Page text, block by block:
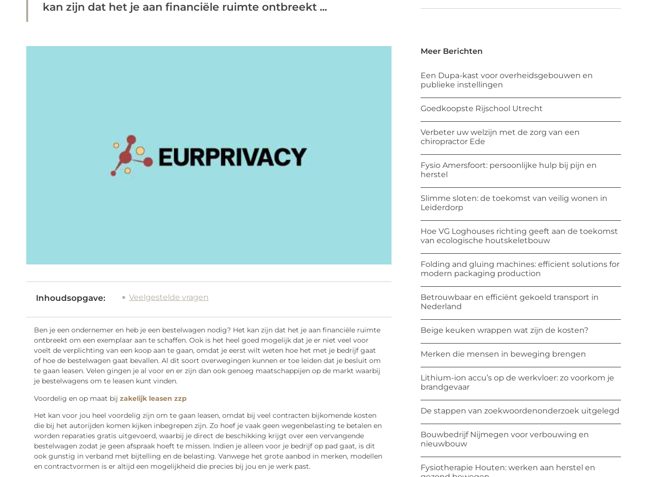
kan zijn dat het je aan financiële ruimte ontbreekt ...
Inhoudsopgave: Veelgestelde vragen
Ben je een ondernemer en heb je een bestelwagen nodig? Het kan zijn dat het je aan financiële ruimte
ontbreekt om een exemplaar aan te schaffen. Ook is het heel goed mogelijk dat je er niet veel voor
voelt de verplichting van een koop aan te gaan, omdat je eerst wilt weten hoe het met je bedrijf gaat
of hoe de bestelwagen gaat bevallen. Al dit soort overwegingen kunnen er toe leiden dat je besluit om
te gaan leasen. Velen gingen je al voor en er zijn dan ook genoeg maatschappijen op de markt waarbij
je bestelwagens om te leasen kunt vinden.
Voordelig en op maat bij zakelijk leasen zzp
Het kan voor jou heel voordelig zijn om te gaan leasen, omdat bij veel contracten bijkomende kosten
die bij het autorijden komen kijken inbegrepen zijn. Zo hoef je vaak geen wegenbelasting te betalen en
worden reparaties gratis uitgevoerd, waarbij je direct de beschikking krijgt over een vervangende
bestelwagen zodat je geen afspraak hoeft te missen. Indien je alleen voor je bedrijf op pad gaat, is dit
ook gunstig in verband met bijtelling en de belasting. Vanwege het grote aanbod in merken, modellen
en contractvormen is er altijd een mogelijkheid die precies bij jou en je werk past.
Meer Berichten
Een Dupa-kast voor overheidsgebouwen en
publieke instellingen
Goedkoopste Rijschool Utrecht
Verbeter uw welzijn met de zorg van een
chiropractor Ede
Fysio Amersfoort: persoonlijke hulp bij pijn en
herstel
Slimme sloten: de toekomst van veilig wonen in
Leiderdorp
Hoe VG Loghouses richting geeft aan de toekomst
van ecologische houtskeletbouw
Folding and gluing machines: efficient solutions for
modern packaging production
Betrouwbaar en efficiënt gekoeld transport in
Nederland
Beige keuken wrappen wat zijn de kosten?
Merken die mensen in beweging brengen
Lithium-ion accu’s op de werkvloer: zo voorkom je
brandgevaar
De stappen van zoekwoordenonderzoek uitgelegd
Bouwbedrijf Nijmegen voor verbouwing en
nieuwbouw
Fysiotherapie Houten: werken aan herstel en